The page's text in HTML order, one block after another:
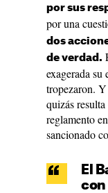
por sus
por una
dos
de verdad.
exagerada
tropezaron. Y
quizás
reglamento
sancionado
El
con